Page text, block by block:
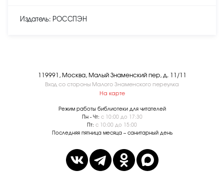
Издатель: РОССПЭН
119991, Москва, Малый Знаменский пер, д. 11/11
Вход со стороны Малого Знаменского переулка
На карте
Режим работы библиотеки для читателей
Пн - Чт: с 10:00 до 17:30
Пт: с 10:00 до 15:00
Последняя пятница месяца – санитарный день